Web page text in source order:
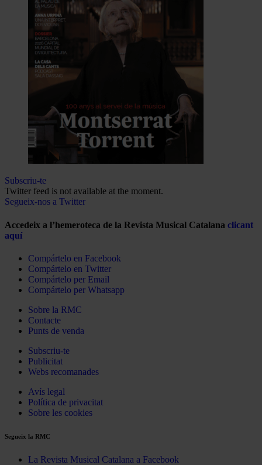
Subscriu-te
Twitter feed is not available at the moment.
Segueix-nos a Twitter
Accedeix a l’hemeroteca de la Revista Musical Catalana clicant
aquí
Compártelo en Facebook
Compártelo en Twitter
Compártelo per Email
Compártelo per Whatsapp
Sobre la RMC
Contacte
Punts de venda
Subscriu-te
Publicitat
Webs recomanades
Avís legal
Política de privacitat
Sobre les cookies
Segueix la RMC
La Revista Musical Catalana a Facebook